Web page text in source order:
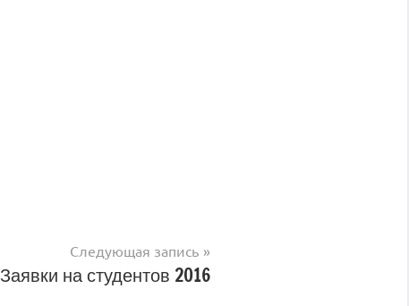
Следующая запись
Заявки на студентов 2016